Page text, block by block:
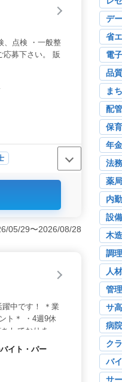
、点検 ・一般整
応募下さい。 販
院町笑路堂ノ
業務は主にガ
タイム勤務で
戦を求める方
05/29〜2026/08/28
中です！ ＊業
ト＊ ・4週9休
しておりま
イト・パー
デ
省
電
品
ま
配
保
年
法務
薬
内勤
設
木
調
人
管
サ
病
ク
バ
サ